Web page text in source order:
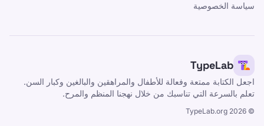
سياسة الخصوصية
TypeLab
اجعل الكتابة ممتعة وفعالة للأطفال والمراهقين والبالغين وكبار السن.
تعلم بالسرعة التي تناسبك من خلال نهجنا المنظم والمرح.
©
2026
TypeLab.org